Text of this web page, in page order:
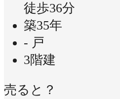
徒歩36分
築35年
- 戸
3階建
売ると？